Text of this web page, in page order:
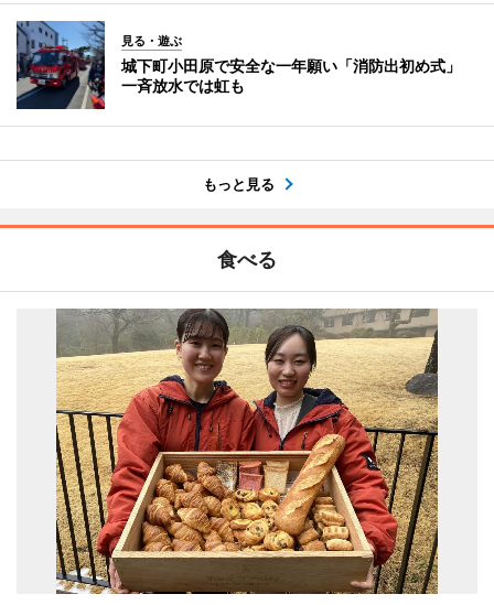
見る・遊ぶ
城下町小田原で安全な一年願い「消防出初め式」
一斉放水では虹も
もっと見る
食べる